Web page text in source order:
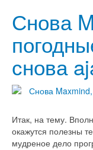
Снова
снова
Итак, на тему.
окажутся полезны
мудреное дело